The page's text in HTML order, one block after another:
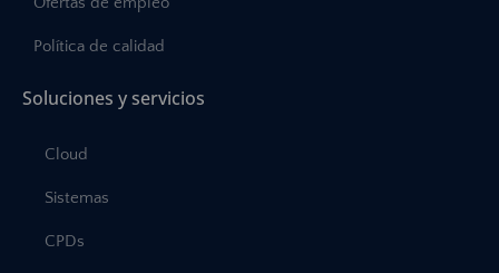
Política de calidad
Soluciones y servicios
Cloud
Sistemas
CPDs